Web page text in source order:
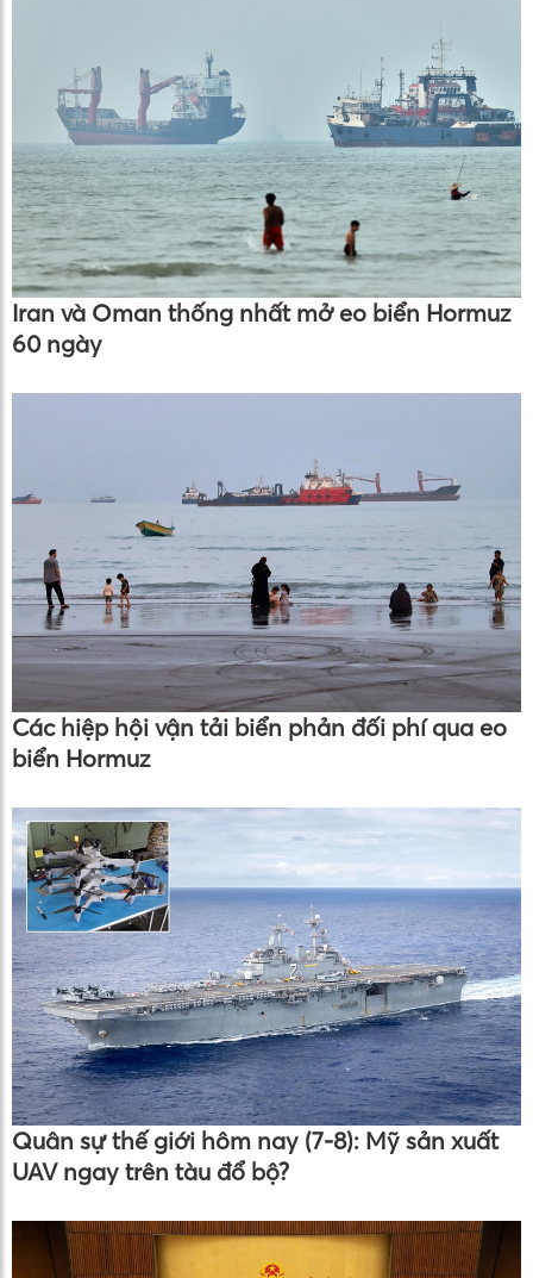
Iran và Oman thống nhất mở eo biển Hormuz
60 ngày
Các hiệp hội vận tải biển phản đối phí qua eo
biển Hormuz
Quân sự thế giới hôm nay (7-8): Mỹ sản xuất
UAV ngay trên tàu đổ bộ?